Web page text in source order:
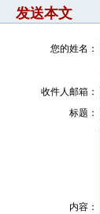
发送本文
您的姓名：
收件人邮箱：
标题：
内容：